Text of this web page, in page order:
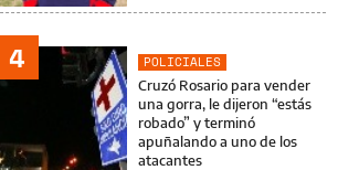
4
POLICIALES
Cruzó Rosario para vender
una gorra, le dijeron “estás
robado” y terminó
apuñalando a uno de los
atacantes